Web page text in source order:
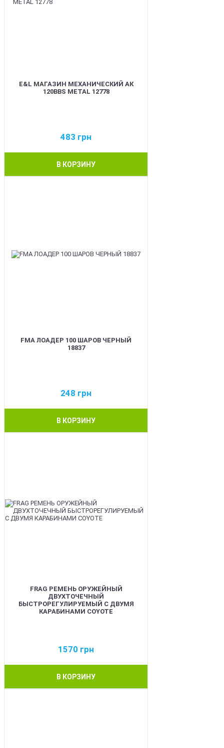
E&L МАГАЗИН МЕХАНИЧЕСКИЙ АК
120BBS METAL 12778
483 грн
В КОРЗИНУ
FMA ЛОАДЕР 100 ШАРОВ ЧЕРНЫЙ
18837
248 грн
В КОРЗИНУ
FRAG РЕМЕНЬ ОРУЖЕЙНЫЙ
ДВУХТОЧЕЧНЫЙ
БЫСТРОРЕГУЛИРУЕМЫЙ С ДВУМЯ
КАРАБИНАМИ COYOTE
1570 грн
В КОРЗИНУ